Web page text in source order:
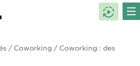
/ Coworking / Coworking : des